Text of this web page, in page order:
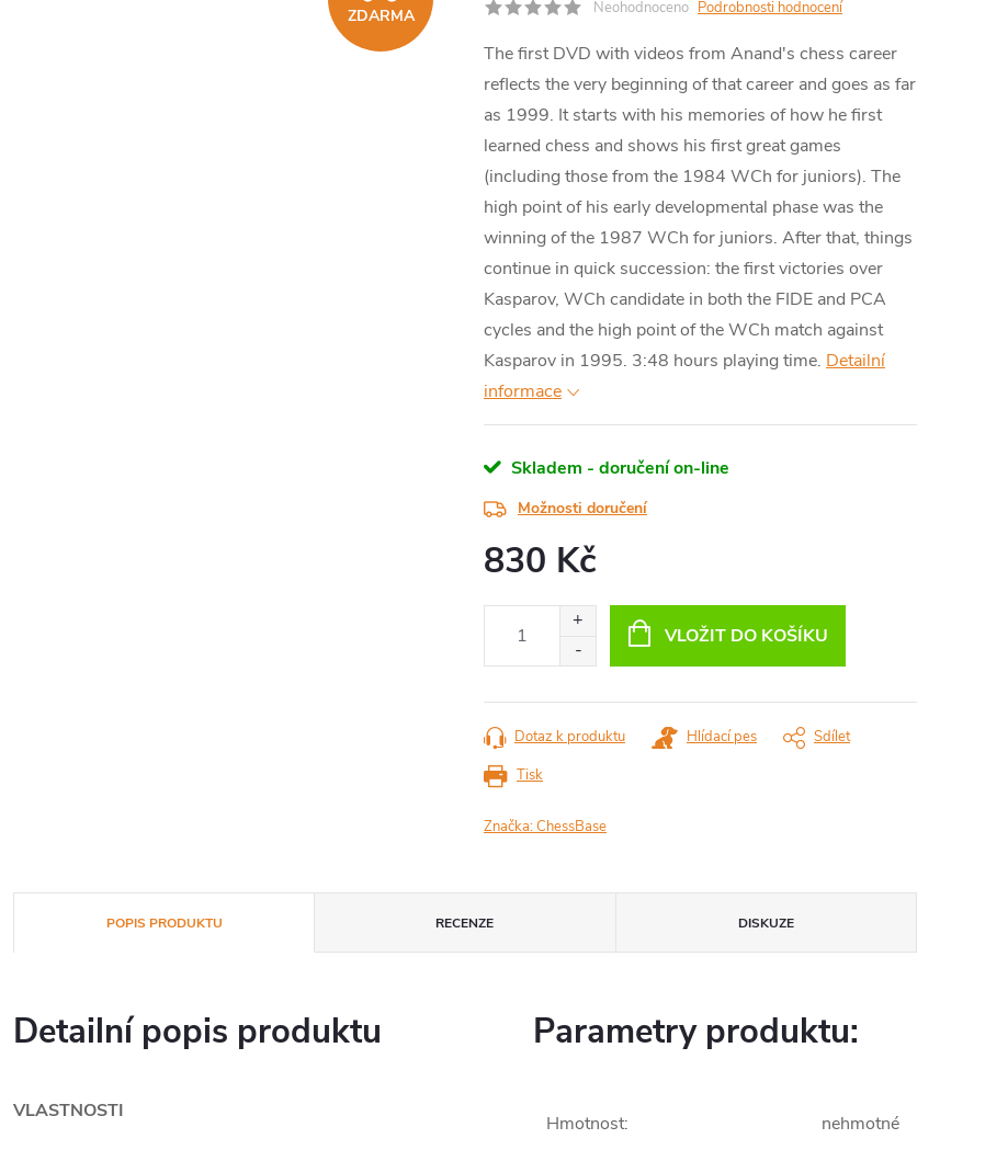
ZDARMA Neohodnoceno Podrobnosti hodnocení
The first DVD with videos from Anand's chess career
reflects the very beginning of that career and goes as far
as 1999. It starts with his memories of how he first
learned chess and shows his first great games
(including those from the 1984 WCh for juniors). The
high point of his early developmental phase was the
winning of the 1987 WCh for juniors. After that, things
continue in quick succession: the first victories over
Kasparov, WCh candidate in both the FIDE and PCA
cycles and the high point of the WCh match against
Kasparov in 1995. 3:48 hours playing time. Detailní
informace
Skladem - doručení on-line
Možnosti doručení
830 Kč
VLOŽIT DO KOŠÍKU
Tisk
Dotaz k produktu Hlídací pes Sdílet
Značka:ChessBase
POPIS PRODUKTU RECENZE DISKUZE
Detailní popis produktu
VLASTNOSTI
Parametry produktu:
Hmotnost: nehmotné